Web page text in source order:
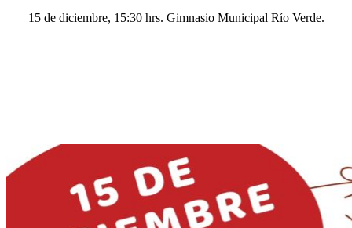
15 de diciembre, 15:30 hrs. Gimnasio Municipal Río Verde.